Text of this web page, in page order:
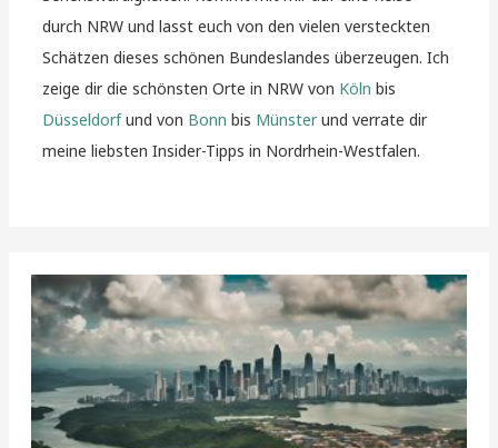
durch NRW und lasst euch von den vielen versteckten
Schätzen dieses schönen Bundeslandes überzeugen. Ich
zeige dir die schönsten Orte in NRW von Köln bis
Düsseldorfund von Bonn bis Münsterund verrate dir
meine liebsten Insider-Tipps in Nordrhein-Westfalen.